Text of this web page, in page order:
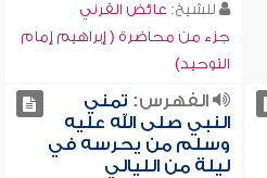
للشيخ: عائض القرني
جزء من محاضرة ( إبراهيم إمام
التوحيد)
الفهرس: تمني
النبي صلى الله عليه
وسلم من يحرسه في
ليلة من الليالي